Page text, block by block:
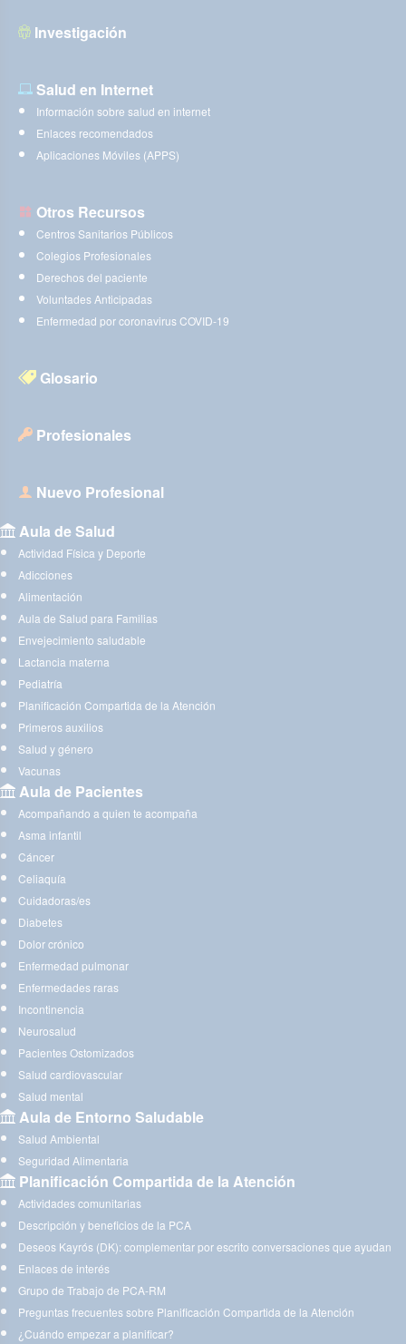
Investigación
Salud en Internet
Información sobre salud en internet
Enlaces recomendados
Aplicaciones Móviles (APPS)
Otros Recursos
Centros Sanitarios Públicos
Colegios Profesionales
Derechos del paciente
Voluntades Anticipadas
Enfermedad por coronavirus COVID-19
Glosario
Profesionales
Nuevo Profesional
Aula de Salud
Actividad Física y Deporte
Adicciones
Alimentación
Aula de Salud para Familias
Envejecimiento saludable
Lactancia materna
Pediatría
Planificación Compartida de la Atención
Primeros auxilios
Salud y género
Vacunas
Aula de Pacientes
Acompañando a quien te acompaña
Asma infantil
Cáncer
Celiaquía
Cuidadoras/es
Diabetes
Dolor crónico
Enfermedad pulmonar
Enfermedades raras
Incontinencia
Neurosalud
Pacientes Ostomizados
Salud cardiovascular
Salud mental
Aula de Entorno Saludable
Salud Ambiental
Seguridad Alimentaria
Planificación Compartida de la Atención
Actividades comunitarias
Descripción y beneficios de la PCA
Deseos Kayrós (DK): complementar por escrito conversaciones que ayudan
Enlaces de interés
Grupo de Trabajo de PCA-RM
Preguntas frecuentes sobre Planificación Compartida de la Atención
¿Cuándo empezar a planificar?